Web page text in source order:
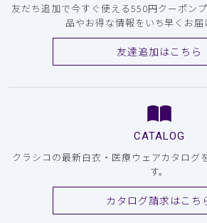
友だち追加で今すぐ使える550円クーポン
品やお得な情報をいち早くお届
友達追加はこちら
CATALOG
クラシコの最新白衣・医療ウェアカタログ
す。
カタログ請求はこち